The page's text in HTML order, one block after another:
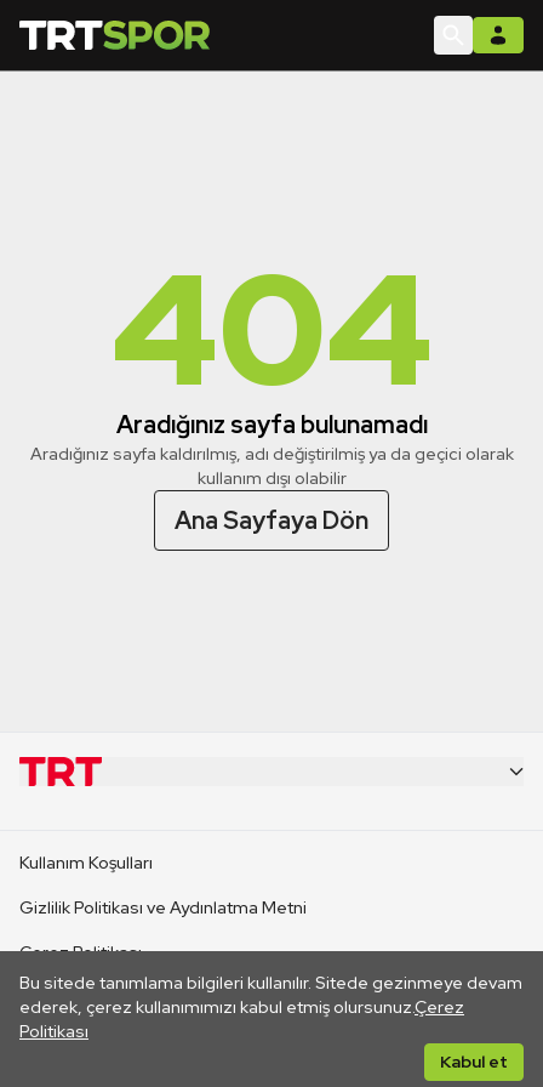
404
Aradığınız sayfa bulunamadı
Aradığınız sayfa kaldırılmış, adı değiştirilmiş ya da geçici olarak
kullanım dışı olabilir
Ana Sayfaya Dön
Bu sitede tanımlama bilgileri kullanılır. Sitede gezinmeye devam
ederek, çerez kullanımımızı kabul etmiş olursunuz.Çerez
Politikası
Kabul et
CANLI YAYINLAR
Kullanım Koşulları
Gizlilik Politikası ve Aydınlatma Metni
Çerez Politikası
İletişim
Her hakkı saklıdır. ©2026 TRT. Bağlantı yoluyla gidilen dış